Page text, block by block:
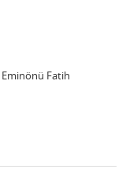
Eminönü Fatih